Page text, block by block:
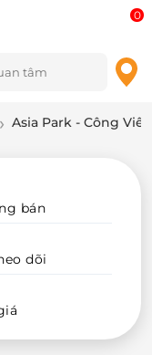
0
Asia Park - Công
bán
dõi